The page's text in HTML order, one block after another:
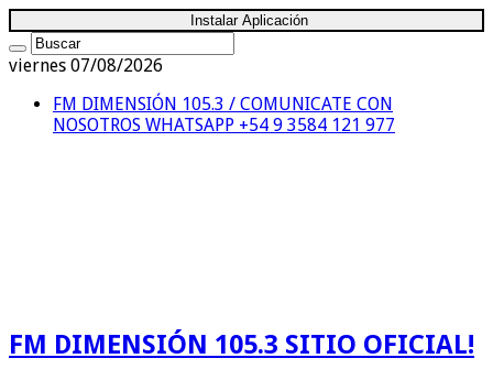
Instalar Aplicación
viernes 07/08/2026
FM DIMENSIÓN 105.3 / COMUNICATE CON
NOSOTROS WHATSAPP +54 9 3584 121 977
FM DIMENSIÓN 105.3 SITIO OFICIAL!